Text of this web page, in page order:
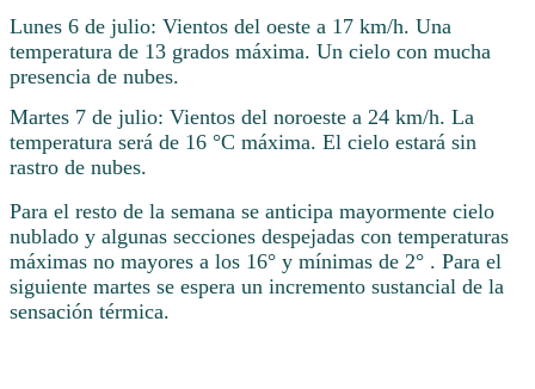
Lunes 6 de julio: Vientos del oeste a 17 km/h. Una
temperatura de 13 grados máxima. Un cielo con mucha
presencia de nubes.
Martes 7 de julio: Vientos del noroeste a 24 km/h. La
temperatura será de 16 °C máxima. El cielo estará sin
rastro de nubes.
Para el resto de la semana se anticipa mayormente cielo
nublado y algunas secciones despejadas con temperaturas
máximas no mayores a los 16° y mínimas de 2° . Para el
siguiente martes se espera un incremento sustancial de la
sensación térmica.